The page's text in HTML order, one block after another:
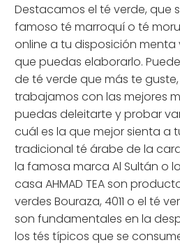
Destacamos el té verde, que
famoso té marroquí o té
online a tu disposición
que puedas elaborarlo.
de té verde que más te
trabajamos con las mejores
puedas deleitarte y probar
cuál es la que mejor sienta a
tradicional té árabe de la
la famosa marca Al Sultán o
casa AHMAD TEA son
verdes Bouraza, 4011 o el té
son fundamentales en la
los tés típicos que se